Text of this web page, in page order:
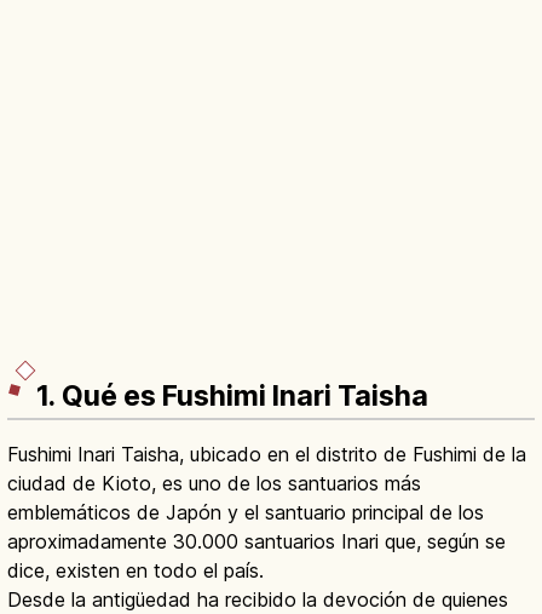
1. Qué es Fushimi Inari Taisha
Fushimi Inari Taisha, ubicado en el distrito de Fushimi de la
ciudad de Kioto, es uno de los santuarios más
emblemáticos de Japón y el santuario principal de los
aproximadamente 30.000 santuarios Inari que, según se
dice, existen en todo el país.
Desde la antigüedad ha recibido la devoción de quienes